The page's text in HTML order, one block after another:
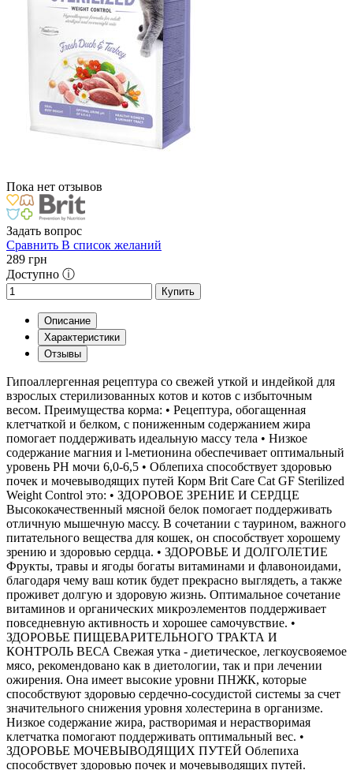
Пока нет отзывов
Задать вопрос
Сравнить В список желаний
289 грн
Доступно ⓘ
Купить
Описание
Характеристики
Отзывы
Гипоаллергенная рецептура со свежей уткой и индейкой для
взрослых стерилизованных котов и котов с избыточным
весом. Преимущества корма: • Рецептура, обогащенная
клетчаткой и белком, с пониженным содержанием жира
помогает поддерживать идеальную массу тела • Низкое
содержание магния и l-метионина обеспечивает оптимальный
уровень PH мочи 6,0-6,5 • Облепиха способствует здоровью
почек и мочевыводящих путей Корм Brit Care Cat GF Sterilized
Weight Control это: • ЗДОРОВОЕ ЗРЕНИЕ И СЕРДЦЕ
Высококачественный мясной белок помогает поддерживать
отличную мышечную массу. В сочетании с таурином, важного
питательного вещества для кошек, он способствует хорошему
зрению и здоровью сердца. • ЗДОРОВЬЕ И ДОЛГОЛЕТИЕ
Фрукты, травы и ягоды богаты витаминами и флавоноидами,
благодаря чему ваш котик будет прекрасно выглядеть, а также
проживет долгую и здоровую жизнь. Оптимальное сочетание
витаминов и органических микроэлементов поддерживает
повседневную активность и хорошее самочувствие. •
ЗДОРОВЬЕ ПИЩЕВАРИТЕЛЬНОГО ТРАКТА И
КОНТРОЛЬ ВЕСА Свежая утка - диетическое, легкоусвояемое
мясо, рекомендовано как в диетологии, так и при лечении
ожирения. Она имеет высокие уровни ПНЖК, которые
способствуют здоровью сердечно-сосудистой системы за счет
значительного снижения уровня холестерина в организме.
Низкое содержание жира, растворимая и нерастворимая
клетчатка помогают поддерживать оптимальный вес. •
ЗДОРОВЬЕ МОЧЕВЫВОДЯЩИХ ПУТЕЙ Облепиха
способствует здоровью почек и мочевыводящих путей.